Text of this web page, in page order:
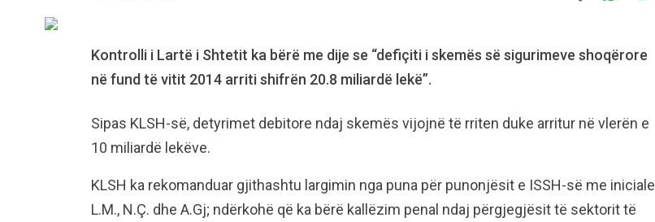
Kontrolli i Lartë i Shtetit ka bërë me dije se “defiçiti i skemës së sigurimeve shoqërore
në fund të vitit 2014 arriti shifrën 20.8 miliardë lekë”.
Sipas KLSH-së, detyrimet debitore ndaj skemës vijojnë të rriten duke arritur në vlerën e
10 miliardë lekëve.
KLSH ka rekomanduar gjithashtu largimin nga puna për punonjësit e ISSH-së me iniciale
L.M., N.Ç. dhe A.Gj; ndërkohë që ka bërë kallëzim penal ndaj përgjegjësit të sektorit të